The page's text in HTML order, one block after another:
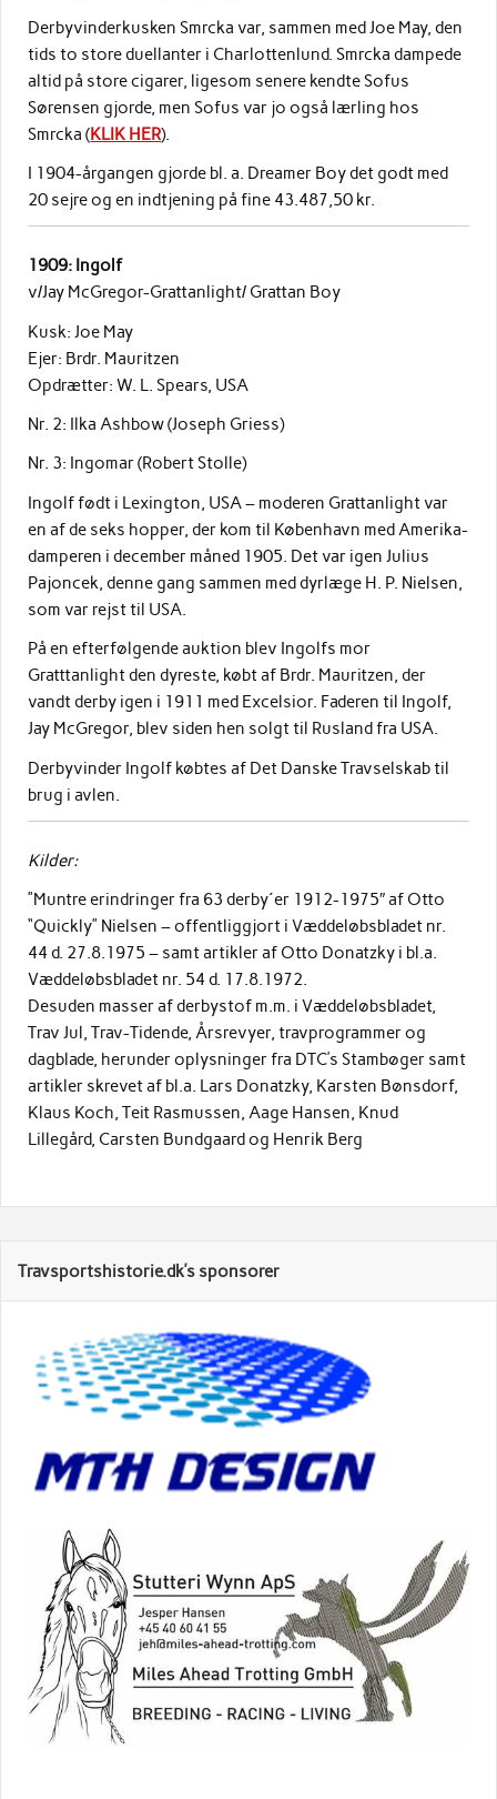
Derbyvinderkusken Smrcka var, sammen med Joe May, den
tids to store duellanter i Charlottenlund. Smrcka dampede
altid på store cigarer, ligesom senere kendte Sofus
Sørensen gjorde, men Sofus var jo også lærling hos
Smrcka (KLIK HER).
I 1904-årgangen gjorde bl. a. Dreamer Boy det godt med
20 sejre og en indtjening på fine 43.487,50 kr.
1909: Ingolf
v/Jay McGregor-Grattanlight/ Grattan Boy
Kusk: Joe May
Ejer: Brdr. Mauritzen
Opdrætter: W. L. Spears, USA
Nr. 2: Ilka Ashbow (Joseph Griess)
Nr. 3: Ingomar (Robert Stolle)
Ingolf født i Lexington, USA – moderen Grattanlight var
en af de seks hopper, der kom til København med Amerika-
damperen i december måned 1905. Det var igen Julius
Pajoncek, denne gang sammen med dyrlæge H. P. Nielsen,
som var rejst til USA.
På en efterfølgende auktion blev Ingolfs mor
Gratttanlight den dyreste, købt af Brdr. Mauritzen, der
vandt derby igen i 1911 med Excelsior. Faderen til Ingolf,
Jay McGregor, blev siden hen solgt til Rusland fra USA.
Derbyvinder Ingolf købtes af Det Danske Travselskab til
brug i avlen.
Kilder:
”Muntre erindringer fra 63 derby´er 1912-1975″ af Otto
“Quickly” Nielsen – offentliggjort i Væddeløbsbladet nr.
44 d. 27.8.1975 – samt artikler af Otto Donatzky i bl.a.
Væddeløbsbladet nr. 54 d. 17.8.1972.
Desuden masser af derbystof m.m. i Væddeløbsbladet,
Trav Jul, Trav-Tidende, Årsrevyer, travprogrammer og
dagblade, herunder oplysninger fra DTC’s Stambøger samt
artikler skrevet af bl.a. Lars Donatzky, Karsten Bønsdorf,
Klaus Koch, Teit Rasmussen, Aage Hansen, Knud
Lillegård, Carsten Bundgaard og Henrik Berg
Travsportshistorie.dk’s sponsorer